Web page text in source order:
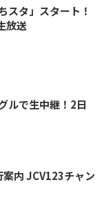
スタ」スタート！
放送
ルで生中継！2日
チャン